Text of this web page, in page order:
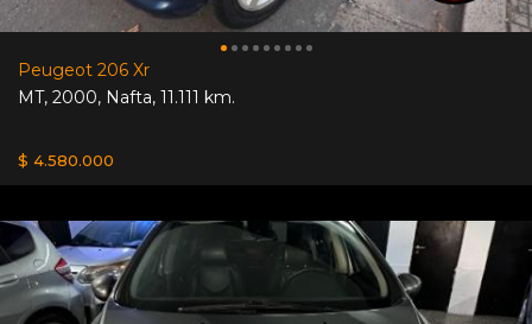
Peugeot 206 Xr
MT, 2000, Nafta, 11.111 km.
$ 4.580.000